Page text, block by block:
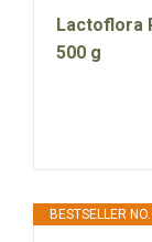
Lactoflora
500 g
BESTSELLER